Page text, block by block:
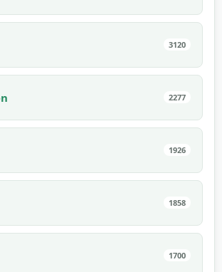
3120
2277
1926
1858
1700